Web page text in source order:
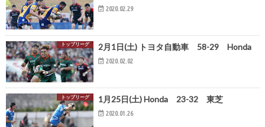
2020.02.29
トップリーグ 2月1日(土) トヨタ自動車 58-29 Honda
2020.02.02
トップリーグ 1月25日(土) Honda 23-32 東芝
2020.01.26